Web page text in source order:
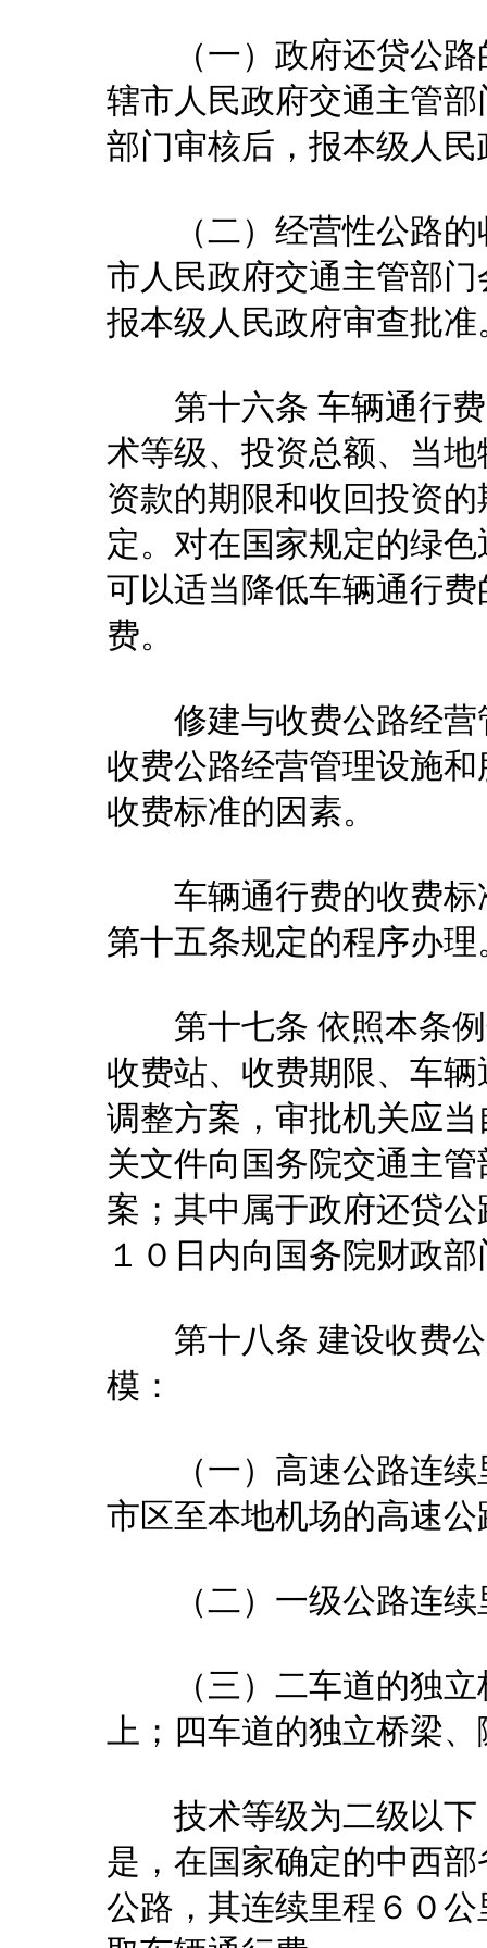
（一）政府还贷公路
辖市人民政府交通主管
部门审核后，报本级人
（二）经营性公路的
市人民政府交通主管部
报本级人民政府审查批准
第十六条 车辆通行费
术等级、投资总额、当
资款的期限和收回投资
定。对在国家规定的绿
可以适当降低车辆通行
费。
修建与收费公路经营
收费公路经营管理设施
收费标准的因素。
车辆通行费的收费标
第十五条规定的程序办理
第十七条 依照本条例
收费站、收费期限、车
调整方案，审批机关应
关文件向国务院交通主
案；其中属于政府还贷
１０日内向国务院财政
第十八条 建设收费公
模：
（一）高速公路连续
市区至本地机场的高速
（二）一级公路连续
（三）二车道的独立
上；四车道的独立桥梁
技术等级为二级以下
是，在国家确定的中西
公路，其连续里程６０